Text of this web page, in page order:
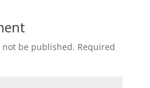
be published. Required